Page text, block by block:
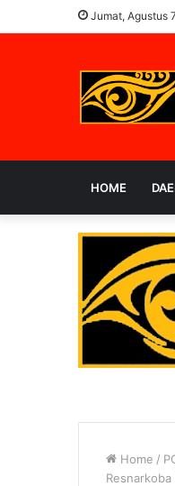
Jumat, Agustus
HOME
Home /
Resnarkoba